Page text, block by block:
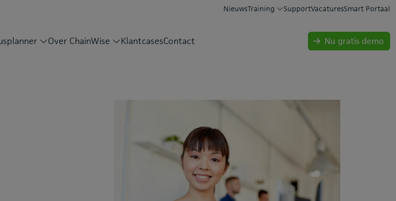
NieuwsTraining SupportVacaturesSmart Portaal
Over ChainWise KlantcasesContact Nu gratis demo